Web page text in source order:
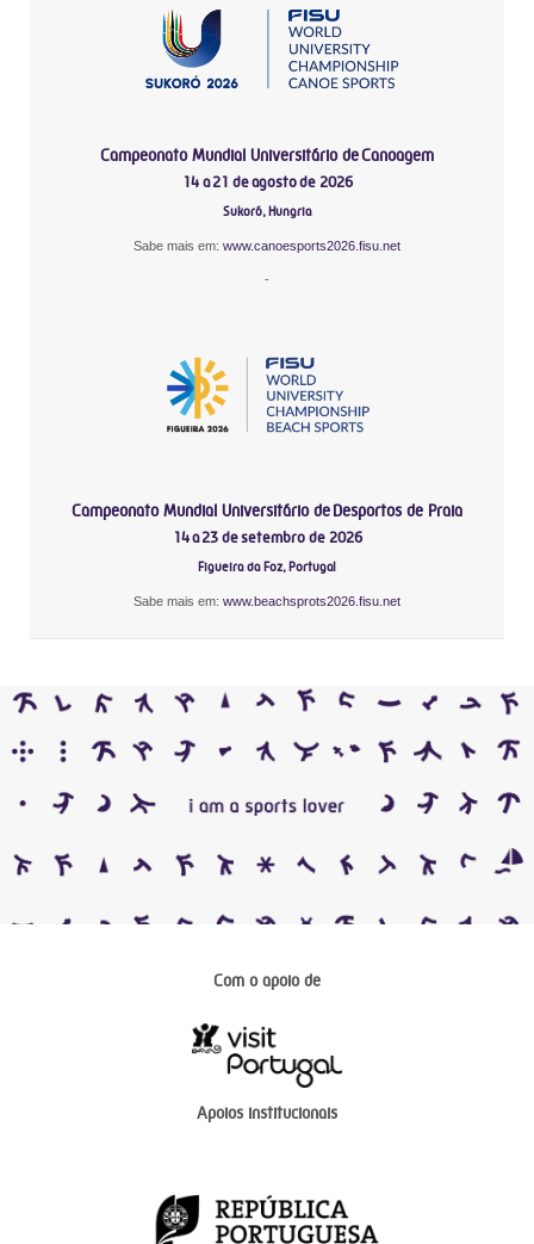
Campeonato Mundial Universitário de Canoagem
14 a 21 de agosto de 2026
Sukoró, Hungria
Sabe mais em: www.canoesports2026.fisu.net
-
Campeonato Mundial Universitário de Desportos de Praia
14 a 23 de setembro de 2026
Figueira da Foz, Portugal
Sabe mais em: www.beachsprots2026.fisu.net
Com o apoio de
Apoios institucionais